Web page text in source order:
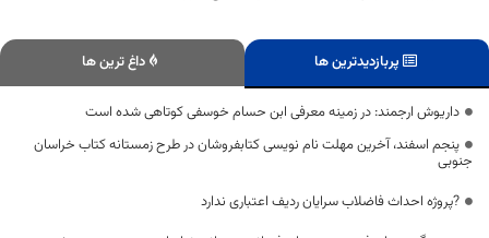
پربازدیدترین ها داغ ترین ها
داریوش ارجمند: در زمینه معرفی ابن حسام خوسفی کوتاهی شده است
پنجم اسفند، آخرین مهلت نام نویسی کتابفروشان در طرح زمستانه کتاب خراسان
جنوبی
?پروژه احداث فاضلاب سرایان ردیف اعتباری ندارد